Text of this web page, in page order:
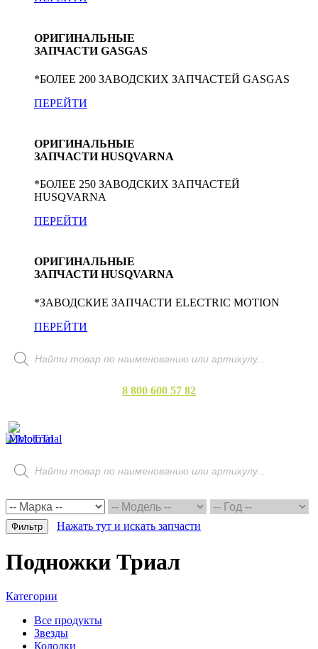
ОРИГИНАЛЬНЫЕ
ЗАПЧАСТИ GASGAS
*БОЛЕЕ 200 ЗАВОДСКИХ ЗАПЧАСТЕЙ GASGAS
ПЕРЕЙТИ
ОРИГИНАЛЬНЫЕ
ЗАПЧАСТИ HUSQVARNA
*БОЛЕЕ 250 ЗАВОДСКИХ ЗАПЧАСТЕЙ
HUSQVARNA
ПЕРЕЙТИ
ОРИГИНАЛЬНЫЕ
ЗАПЧАСТИ HUSQVARNA
*ЗАВОДСКИЕ ЗАПЧАСТИ ELECTRIC MOTION
ПЕРЕЙТИ
Поиск
товаров
8 800 600 57 82
Поиск
товаров
Фильтр Нажать тут и искать запчасти
Подножки Триал
Категории
Все продукты
Звезды
Колодки